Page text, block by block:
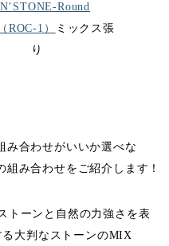
Round
ROC-1）
ミックス張
り
み合わせがいいか選べな
み合わせをご紹介します！
トーンと自然の力強さを表
る大判なストーンのMIX